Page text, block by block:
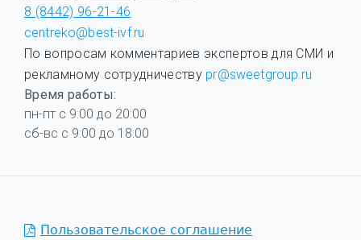
8 (8442) 96-21-46
centreko@best-ivf.ru
По вопросам комментариев экспертов для СМИ и
рекламному сотрудничеству pr@sweetgroup.ru
Время работы:
пн-пт с 9:00 до 20:00
сб-вс с 9:00 до 18:00
Пользовательское соглашение